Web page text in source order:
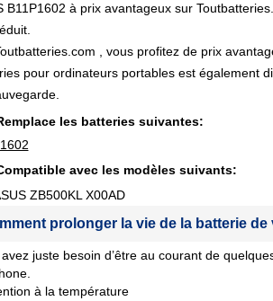
B11P1602 à prix avantageux sur
, vous profitez de prix
pour ordinateurs portables est également
les batteries suivantes:
avec les modèles suivants:
ZB500KL X00AD
prolonger la vie de la batterie
avez juste besoin d’être au courant de
à la température